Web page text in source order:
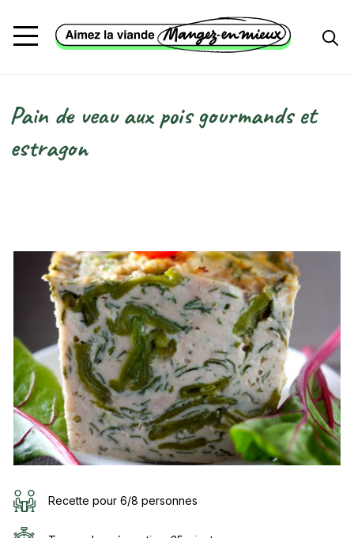
Fil d'Ariane
Pain de veau aux pois gourmands et
estragon
Recette pour 6/8 personnes